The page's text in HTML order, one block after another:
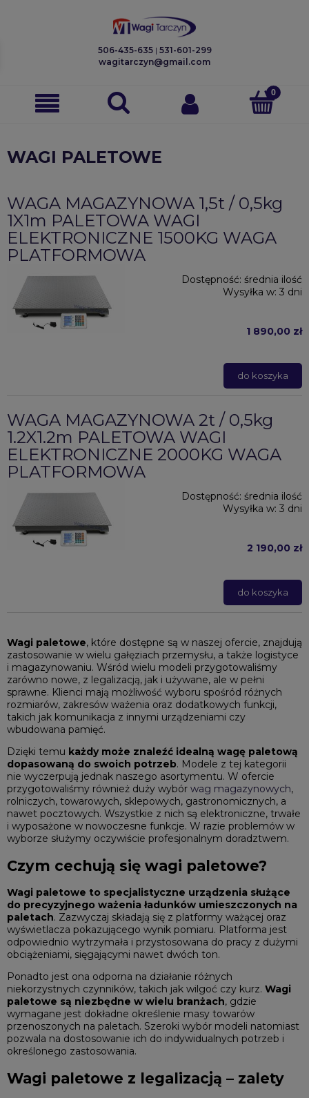
506-435-635 | 531-601-299
wagitarczyn@gmail.com
WAGI PALETOWE
WAGA MAGAZYNOWA 1,5t / 0,5kg
1X1m PALETOWA WAGI
ELEKTRONICZNE 1500KG WAGA
PLATFORMOWA
Dostępność: średnia ilość
Wysyłka w: 3 dni
1 890,00 zł
do koszyka
WAGA MAGAZYNOWA 2t / 0,5kg
1.2X1.2m PALETOWA WAGI
ELEKTRONICZNE 2000KG WAGA
PLATFORMOWA
Dostępność: średnia ilość
Wysyłka w: 3 dni
2 190,00 zł
do koszyka
Wagi paletowe, które dostępne są w naszej ofercie, znajdują
zastosowanie w wielu gałęziach przemysłu, a także logistyce
i magazynowaniu. Wśród wielu modeli przygotowaliśmy
zarówno nowe, z legalizacją, jak i używane, ale w pełni
sprawne. Klienci mają możliwość wyboru spośród różnych
rozmiarów, zakresów ważenia oraz dodatkowych funkcji,
takich jak komunikacja z innymi urządzeniami czy
wbudowana pamięć.
Dzięki temu każdy może znaleźć idealną wagę paletową
dopasowaną do swoich potrzeb. Modele z tej kategorii
nie wyczerpują jednak naszego asortymentu. W ofercie
przygotowaliśmy również duży wybór wag magazynowych,
rolniczych, towarowych, sklepowych, gastronomicznych, a
nawet pocztowych. Wszystkie z nich są elektroniczne, trwałe
i wyposażone w nowoczesne funkcje. W razie problemów w
wyborze służymy oczywiście profesjonalnym doradztwem.
Czym cechują się wagi paletowe?
Wagi paletowe to specjalistyczne urządzenia służące
do precyzyjnego ważenia ładunków umieszczonych na
paletach. Zazwyczaj składają się z platformy ważącej oraz
wyświetlacza pokazującego wynik pomiaru. Platforma jest
odpowiednio wytrzymała i przystosowana do pracy z dużymi
obciążeniami, sięgającymi nawet dwóch ton.
Ponadto jest ona odporna na działanie różnych
niekorzystnych czynników, takich jak wilgoć czy kurz. Wagi
paletowe są niezbędne w wielu branżach, gdzie
wymagane jest dokładne określenie masy towarów
przenoszonych na paletach. Szeroki wybór modeli natomiast
pozwala na dostosowanie ich do indywidualnych potrzeb i
określonego zastosowania.
Wagi paletowe z legalizacją – zalety